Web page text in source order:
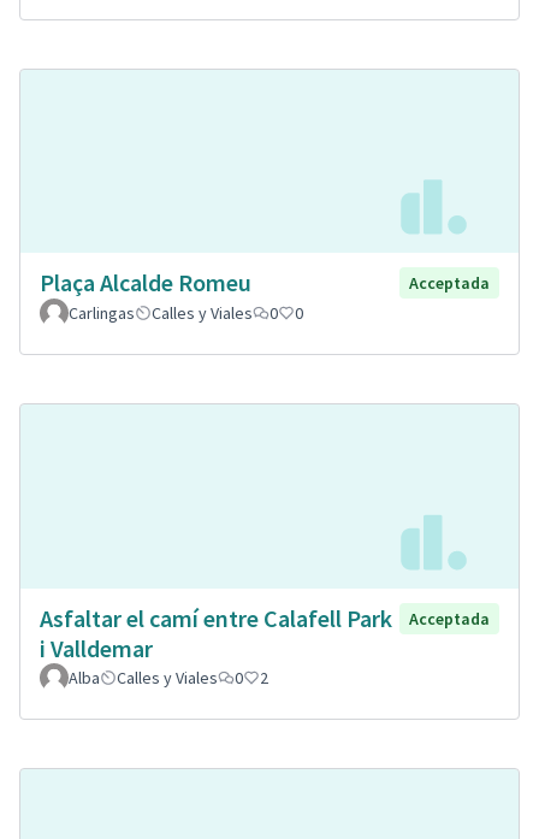
Plaça Alcalde Romeu
Acceptada
Carlingas
Calles y Viales 0 0
Asfaltar el camí entre Calafell Park
i Valldemar
Acceptada
Alba Calles y Viales 0 2